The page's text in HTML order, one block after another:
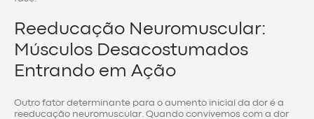
Reeducação Neuromuscular:
Músculos Desacostumados
Entrando em Ação
Outro fator determinante para o aumento inicial da dor é a
reeducação neuromuscular. Quando convivemos com a dor